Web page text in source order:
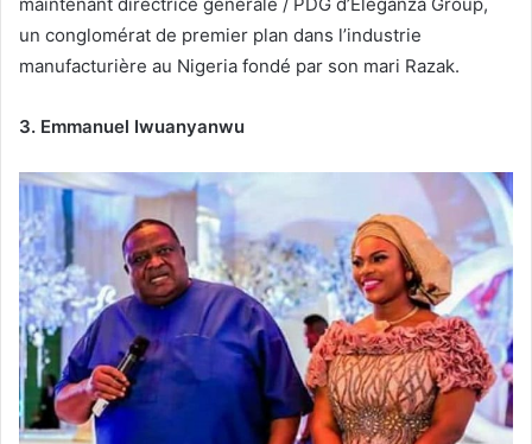
un conglomérat de premier plan dans l’industrie
manufacturière au Nigeria fondé par son mari Razak.
3. Emmanuel Iwuanyanwu